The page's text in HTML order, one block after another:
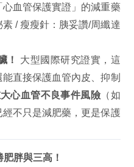
血管保護實證」的減重藥
/ 瘦瘦針：胰妥讚/周纖達
！
大型國際研究證實，這
直接保護血管內皮、抑制
心血管不良事件風險 （如
不只是減肥藥，更是保護
胖與三高！